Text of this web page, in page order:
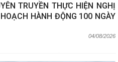
TRUYỀN THỰC HIỆN NGHỊ
HÀNH ĐỘNG 100 NGÀY
04/08/2026